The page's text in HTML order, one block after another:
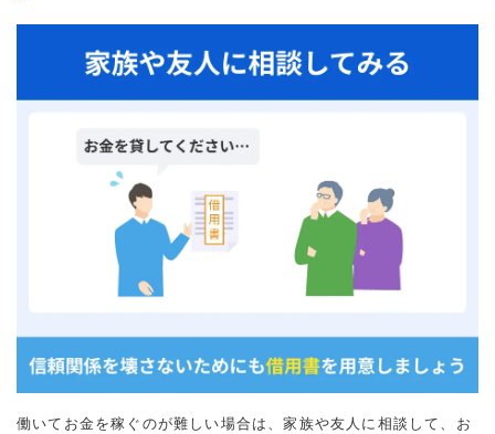
働いてお金を稼ぐのが難しい場合は、家族や友人に相談して、お